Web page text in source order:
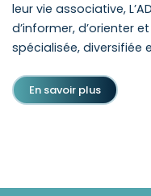
leur vie associative,
d’informer, d’orienter
spécialisée,
En savoir plus